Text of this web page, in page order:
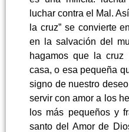
luchar contra el Mal.
la cruz” se convierte
en la salvación del
hagamos que la
casa, o esa pequeña
signo de nuestro
servir con amor a los
los más pequeños y
santo del Amor de